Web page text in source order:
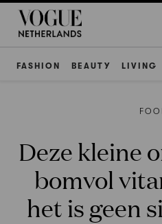
FASHION BEAUTY LIVING
Deze kleine
bomvol
het is geen